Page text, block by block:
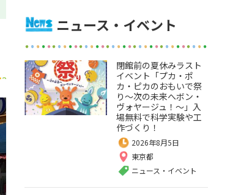
ニュース・イベント
閉館前の夏休みラスト
イベント「プカ・ポ
カ・ピカのおもいで祭
り～次の未来へボン・
ヴォヤージュ！～」入
場無料で科学実験や工
作づくり！
2026年8月5日
東京都
ニュース・イベント